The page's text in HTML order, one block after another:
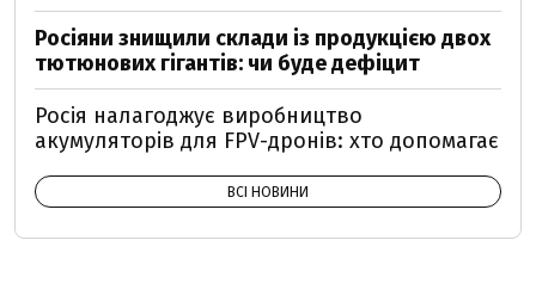
Росіяни знищили склади із продукцією двох
тютюнових гігантів: чи буде дефіцит
Росія налагоджує виробництво
акумуляторів для FPV-дронів: хто допомагає
ВСІ НОВИНИ